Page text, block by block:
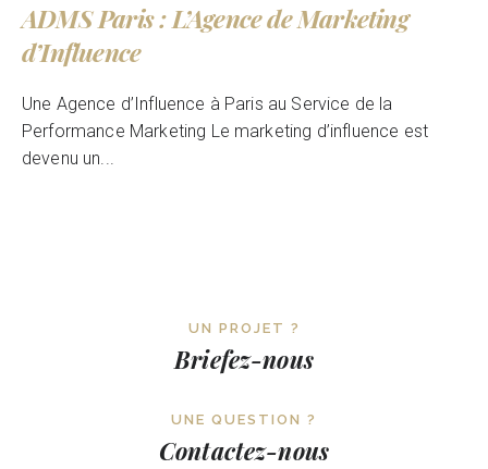
ADMS Paris : L’Agence de Marketing
d’Influence
Une Agence d’Influence à Paris au Service de la
Performance Marketing Le marketing d’influence est
devenu un...
UN PROJET ?
Briefez-nous
UNE QUESTION ?
Contactez-nous